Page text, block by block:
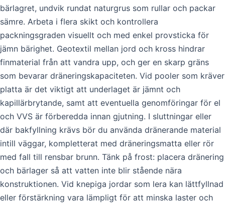
bärlagret, undvik rundat naturgrus som rullar och packar
sämre. Arbeta i flera skikt och kontrollera
packningsgraden visuellt och med enkel provsticka för
jämn bärighet. Geotextil mellan jord och kross hindrar
finmaterial från att vandra upp, och ger en skarp gräns
som bevarar dräneringskapaciteten. Vid pooler som kräver
platta är det viktigt att underlaget är jämnt och
kapillärbrytande, samt att eventuella genomföringar för el
och VVS är förberedda innan gjutning. I sluttningar eller
där bakfyllning krävs bör du använda dränerande material
intill väggar, kompletterat med dräneringsmatta eller rör
med fall till rensbar brunn. Tänk på frost: placera dränering
och bärlager så att vatten inte blir stående nära
konstruktionen. Vid knepiga jordar som lera kan lättfyllnad
eller förstärkning vara lämpligt för att minska laster och